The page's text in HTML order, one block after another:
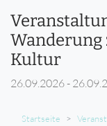
Wanderung
Kultur
26.09.2026 -
Startseite